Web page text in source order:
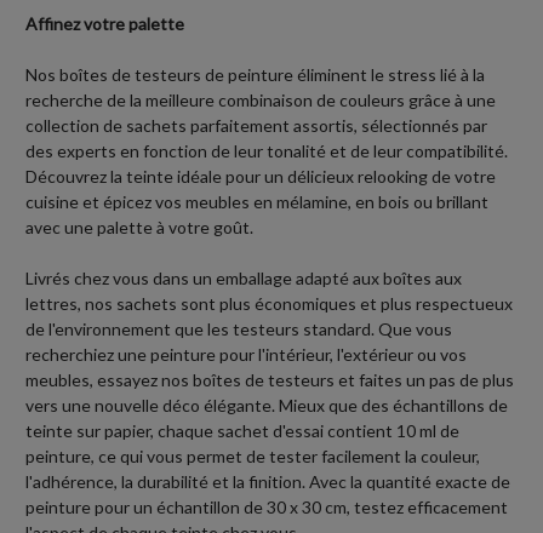
Affinez votre palette
Nos boîtes de testeurs de peinture éliminent le stress lié à la
recherche de la meilleure combinaison de couleurs grâce à une
collection de sachets parfaitement assortis, sélectionnés par
des experts en fonction de leur tonalité et de leur compatibilité.
Découvrez la teinte idéale pour un délicieux relooking de votre
cuisine et épicez vos meubles en mélamine, en bois ou brillant
avec une palette à votre goût.
Livrés chez vous dans un emballage adapté aux boîtes aux
lettres, nos sachets sont plus économiques et plus respectueux
de l'environnement que les testeurs standard. Que vous
recherchiez une peinture pour l'intérieur, l'extérieur ou vos
meubles, essayez nos boîtes de testeurs et faites un pas de plus
vers une nouvelle déco élégante. Mieux que des échantillons de
teinte sur papier, chaque sachet d'essai contient 10 ml de
peinture, ce qui vous permet de tester facilement la couleur,
l'adhérence, la durabilité et la finition. Avec la quantité exacte de
peinture pour un échantillon de 30 x 30 cm, testez efficacement